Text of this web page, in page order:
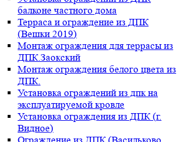
балконе частного дома
Терраса и ограждение из ДПК
(Вешки 2019)
Монтаж ограждения для террасы из
ДПК.Заокский
Монтаж ограждения белого цвета из
ДПК.
Установка ограждений из дпк на
эксплуатируемой кровле
Установка ограждения из ДПК (г.
Видное)